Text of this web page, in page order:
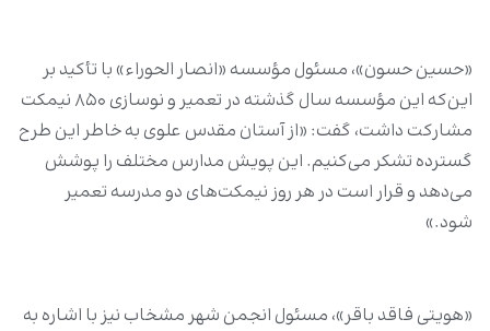
«حسین حسون»، مسئول مؤسسه «انصار الحوراء» با تأکید بر
این‌که این مؤسسه سال گذشته در تعمیر و نوسازی ۸۵۰ نیمکت
مشارکت داشت، گفت: «از آستان مقدس علوی به خاطر این طرح
گسترده تشکر می‌کنیم. این پویش مدارس مختلف را پوشش
می‌دهد و قرار است در هر روز نیمکت‌های دو مدرسه تعمیر
شود.»
«هویتی فاقد باقر»، مسئول انجمن شهر مشخاب نیز با اشاره به